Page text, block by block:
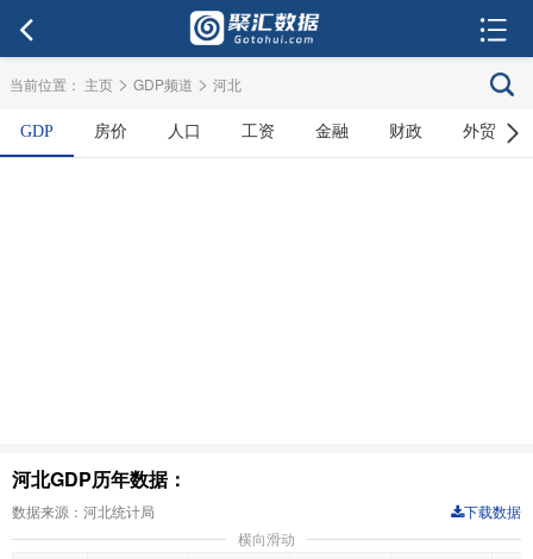
当前位置： 主页 > GDP频道 > 河北
GDP 房价 人口 工资 金融 财政 外贸
河北GDP历年数据：
数据来源：河北统计局
下载数据
横向滑动